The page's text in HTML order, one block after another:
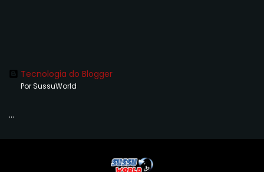
Tecnologia do Blogger
Por SussuWorld
...